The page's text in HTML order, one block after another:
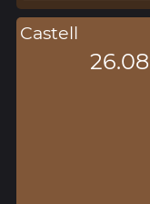
Castell